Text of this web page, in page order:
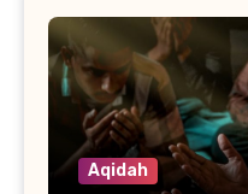
Aqidah